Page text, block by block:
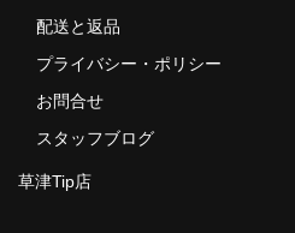
配送と返品
プライバシー・ポリシー
お問合せ
スタッフブログ
草津Tip店